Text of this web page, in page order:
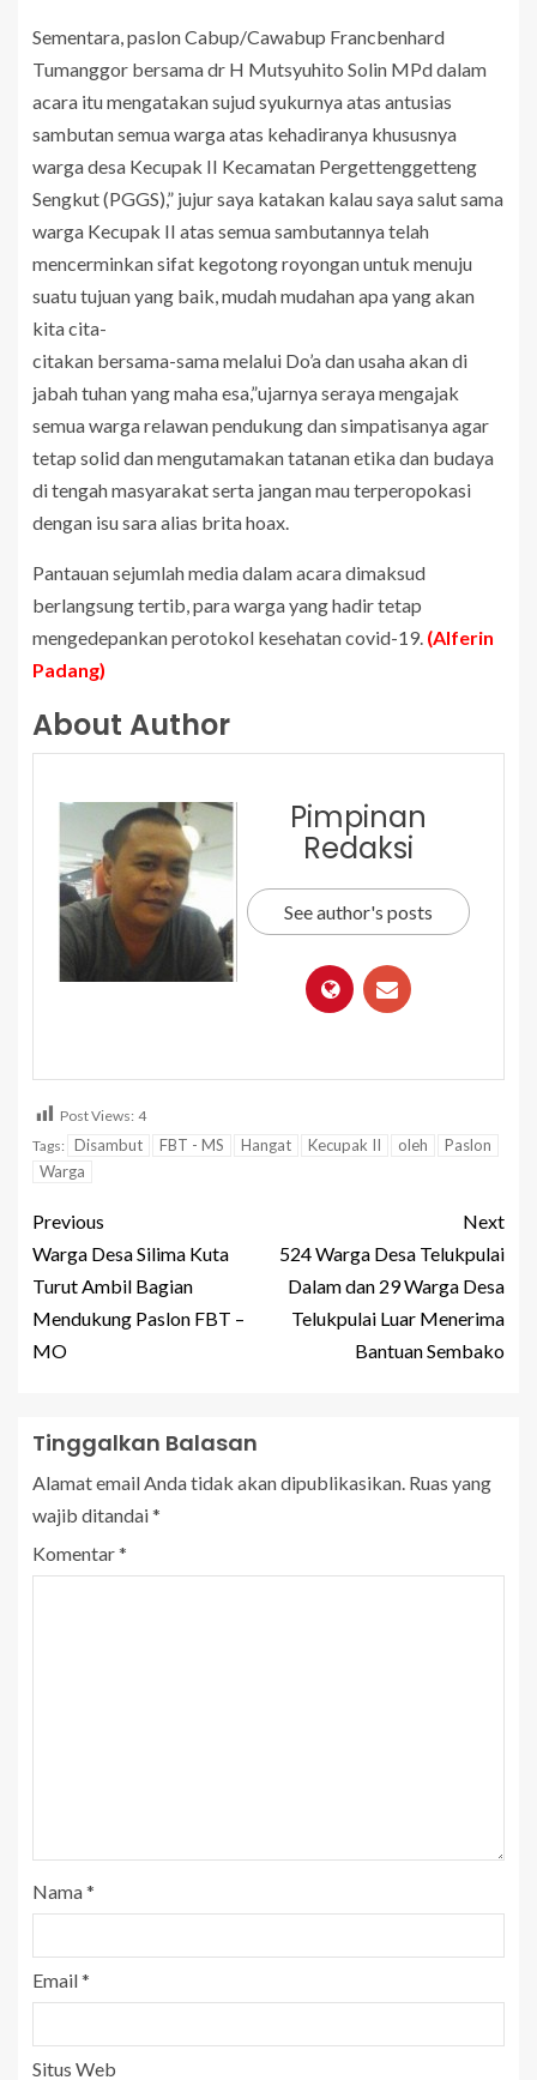
Sementara, paslon Cabup/Cawabup Francbenhard
Tumanggor bersama dr H Mutsyuhito Solin MPd dalam
acara itu mengatakan sujud syukurnya atas antusias
sambutan semua warga atas kehadiranya khususnya
warga desa Kecupak II Kecamatan Pergettenggetteng
Sengkut (PGGS),” jujur saya katakan kalau saya salut sama
warga Kecupak II atas semua sambutannya telah
mencerminkan sifat kegotong royongan untuk menuju
suatu tujuan yang baik, mudah mudahan apa yang akan
kita cita-
citakan bersama-sama melalui Do’a dan usaha akan di
jabah tuhan yang maha esa,”ujarnya seraya mengajak
semua warga relawan pendukung dan simpatisanya agar
tetap solid dan mengutamakan tatanan etika dan budaya
di tengah masyarakat serta jangan mau terperopokasi
dengan isu sara alias brita hoax.
Pantauan sejumlah media dalam acara dimaksud
berlangsung tertib, para warga yang hadir tetap
mengedepankan perotokol kesehatan covid-19. (Alferin
Padang)
About Author
Pimpinan
Redaksi
See author's posts
Post Views: 4
Tags: Disambut FBT - MS Hangat Kecupak II oleh
Paslon
Warga
Previous
Warga Desa Silima Kuta
Turut Ambil Bagian
Mendukung Paslon FBT –
MO
Next
524 Warga Desa Telukpulai
Dalam dan 29 Warga Desa
Telukpulai Luar Menerima
Bantuan Sembako
Tinggalkan Balasan
Alamat email Anda tidak akan dipublikasikan. Ruas yang
wajib ditandai*
Komentar*
Nama*
Email*
Situs Web